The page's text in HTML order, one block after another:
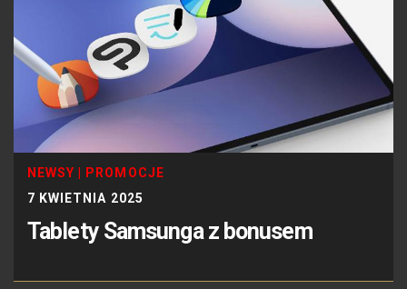
NEWSY
PROMOCJE
7 KWIETNIA 2025
Tablety Samsunga z bonusem